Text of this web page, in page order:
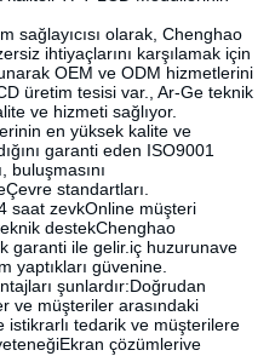
sağlayıcısı olarak, Chenghao
ihtiyaçlarını karşılamak için
OEM ve ODM hizmetlerini
üretim tesisi var., Ar-Ge teknik
ve hizmeti sağlıyor.
en yüksek kalite ve
garanti eden ISO9001
buluşmasını
Çevre standartları
saat zevkOnline müşteri
destekChenghao
garanti ile gelir. iç huzurunave
yaptıkları güvenine.
şunlardır:Doğrudan
ve müşteriler arasındaki
tedarik ve müşterilere
Ekran çözümlerive